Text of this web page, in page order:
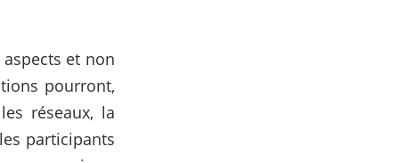
et non
pourront,
réseaux, la
participants